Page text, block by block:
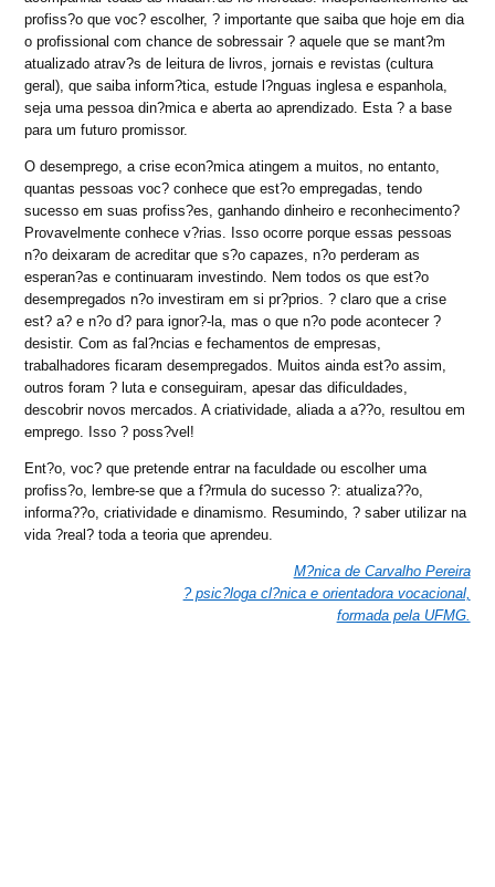
profiss?o que voc? escolher, ? importante que saiba que hoje em dia
o profissional com chance de sobressair ? aquele que se mant?m
atualizado atrav?s de leitura de livros, jornais e revistas (cultura
geral), que saiba inform?tica, estude l?nguas inglesa e espanhola,
seja uma pessoa din?mica e aberta ao aprendizado. Esta ? a base
para um futuro promissor.
O desemprego, a crise econ?mica atingem a muitos, no entanto,
quantas pessoas voc? conhece que est?o empregadas, tendo
sucesso em suas profiss?es, ganhando dinheiro e reconhecimento?
Provavelmente conhece v?rias. Isso ocorre porque essas pessoas
n?o deixaram de acreditar que s?o capazes, n?o perderam as
esperan?as e continuaram investindo. Nem todos os que est?o
desempregados n?o investiram em si pr?prios. ? claro que a crise
est? a? e n?o d? para ignor?-la, mas o que n?o pode acontecer ?
desistir. Com as fal?ncias e fechamentos de empresas,
trabalhadores ficaram desempregados. Muitos ainda est?o assim,
outros foram ? luta e conseguiram, apesar das dificuldades,
descobrir novos mercados. A criatividade, aliada a a??o, resultou em
emprego. Isso ? poss?vel!
Ent?o, voc? que pretende entrar na faculdade ou escolher uma
profiss?o, lembre-se que a f?rmula do sucesso ?: atualiza??o,
informa??o, criatividade e dinamismo. Resumindo, ? saber utilizar na
vida ?real? toda a teoria que aprendeu.
M?nica de Carvalho Pereira
? psic?loga cl?nica e orientadora vocacional,
formada pela UFMG.